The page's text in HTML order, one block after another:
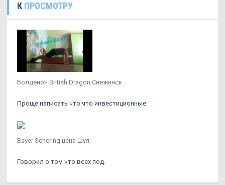
К ПРОСМОТРУ
Болденон British Dragon Снежинск
Проще написать что что инвестиционные.
Bayer Schering цена Шуя
Говорил о том что всех под.